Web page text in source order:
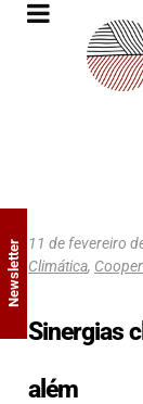
11 de fevereiro
Climática,
Sinergias
além
Newsletter